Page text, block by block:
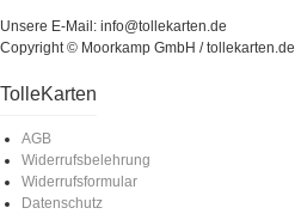
Unsere E-Mail: info@tollekarten.de
Copyright © Moorkamp GmbH / tollekarten.de
TolleKarten
AGB
Widerrufsbelehrung
Widerrufsformular
Datenschutz